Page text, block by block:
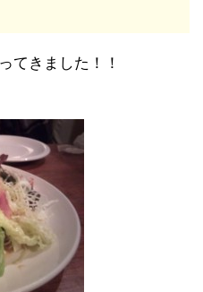
てきました！！